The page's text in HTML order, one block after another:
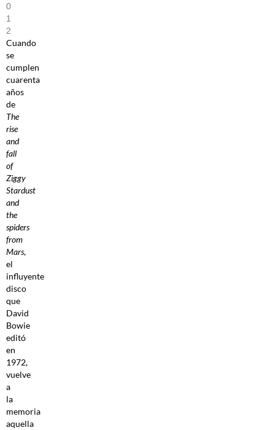
0
1
2
Cuando
se
cumplen
cuarenta
años
de
The
rise
and
fall
of
Ziggy
Stardust
and
the
spiders
from
Mars,
el
influyente
disco
que
David
Bowie
editó
en
1972,
vuelve
a
la
memoria
aquella